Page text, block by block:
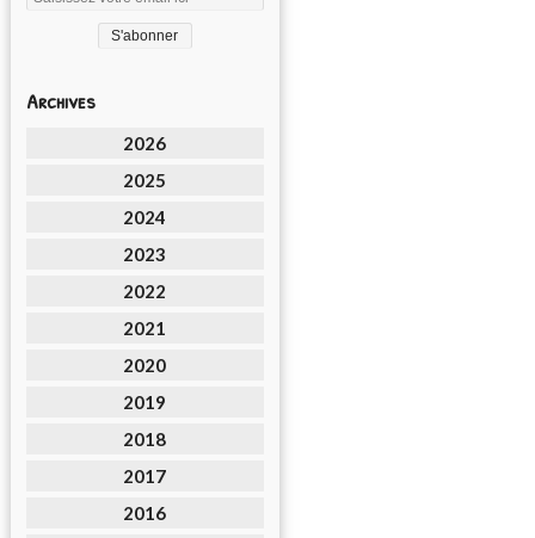
Archives
2026
2025
2024
2023
2022
2021
2020
2019
2018
2017
2016